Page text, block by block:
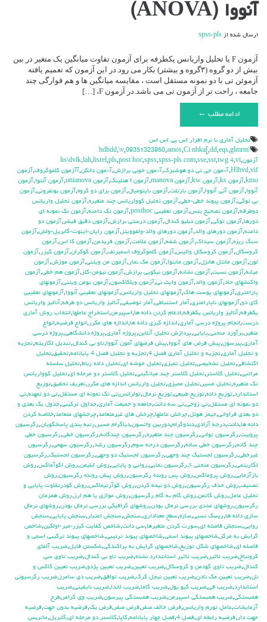
تحلیل
واریانس
/
آنووا (ANOVA)
ارسال شده از spss-pls
آزمون F یا تحلیل واریانس یکطرفه برای آزمون تفاوت میانگین یک متغیر در بین
بیش از دو گروه (۳گروه و بیشتر) بکار می رود.در این آزمون که تعمیم یافته
آزموئن تی با دو نمونه مستقل است ، مقایسه میانگین ها و هم قوارگی چند
جامعه ، راحت تر از آزمون تی می باشد.در آزمون F، […]
ادامه مطلب ←
تحليل آماري با نرم افزار اس پي اس اس
\hdhdd
,\v,09351323950,amos,Ci nhka[ ,dd,eqs,glmrm
آزمون,
hs\dvlk,lah,lisrel,pls,post hoc,spss,spss-pls.com,sse,sst,twg 4,vi
Hlhvd,vif
,آ»مون جي تي دو هوشبرگ,آ»مون خوبي برازش,آ»مون دانكن,آآزمون كلموگروف,آزمون
kmo
,آزمون ks ,آزمون kw ,آزمون manova ,آزمون t هتلينگ ,آزمون unianova ,آزمون آننوا,آزمون
آنووا,آزمون آني آنووا,آزمون بارتلت,آزمون باينوميال,آزمون براي دو گروه,آزمون بونفروني,آزمون
بي توكي,آزمون پيوند خطي-خطي,آزمون تحليل كوواريانس چند متغيره,آزمون تحليل واريانس
دوطرفه,آزمون تصحيح يتس,آزمون تعقيبي posthoc ,آزمون تك دامنه,آزمون تك نمونه اي
دورها,آزمون توكي,آزمون دبليو كندال,آزمون درستي برازش,آزمون دقيق فيشر ,آزمون دو
دامنه,آزمون دورهاي والد,آزمون دورهاي والد-ولفوويتز ,آزمون رايان-اينوت-گابريل-ولش,آزمون
سنگ ريزه,آزمون سيداك,آزمون شفه,آزمون علامت,آزمون فريدمن,آزمون كا اس,آزمون
كروسكال,آزمون كروسكال واليس,آزمون كلموگروف اسميرنف,آزمون كوكران,آزمون كيزر ,آزمون
لون,آزمون مانتل هانزل,آزمون ماننوا,آزمون مك نمار ,آزمون من ويتني,آزمون موزش,آزمون
ميانه,آزمون نسبت,آزمون نشانه,آزمون نيكويي برازش,آزمون نيومن-كلز ,آزمون هم خطي,آزمون
واكنشهاي حاد,آزمون والد,آزمون وايت ني,آزمون ويلكاكسون,آزمون يومن ويتني,آزمونهاي
پارامتري,آزمونهاي پوست هاك,آزمونهاي تحليل واريانس,آزمونهاي تعقيبي آنووا,آزمونهاي تعقيبي
كاي دو,آزمونهاي ناپارامتري,آمار استنباطي,آمار توضيفي,آناليز واريانس دو طرفه,آناليز واريانس
يكطرفه,آناليز واريانس يکطرفه,ادغام كردن داده ها,اسپيرمن,استخراج عاملها,انتخاب روش آماري
درست,انجام پروژه درسي آماري,اندازه گيري داده ها,اندازه هاي مكرر ,انواع فرضيه,انواع
متغير ,برآورد منحني,پايايي,پردازش تحليل آنلاين,پروژه آماري,پروژه دانشگاهي,پروژه درسي
آماري,پيرسون,پيش فرض هاي آنووا,پيش فرضهاي آ‍مون آنووا,تاو بي کندال,تبديل لگاريتم,تجزيه
و تحليل آماري,تجزيه و تحليل آماري فصل 4 ,تجزيه و تحليل فصل 4 پايانامه ,تحقيق,تحليل
اكتشافي,تحليل تشخيصي,تحليل تميزي,تحليل خوشه اي,تحليل داده رباط,تحليل سلسله
مراتبي,تحليل كلاستر ,تحليل كلاستر چند ميانگيني,تحليل كلاستر دو مرحله اي,تحليل كوواريانس
تك متغيره,تحليل مسير ,تحليل مميزي,تحليل واريانس اندازه هاي مكرر ,تعريف تحقيق,توزيع
استاندارد,توزيع داده,توزيع طبيعي,توزيع نرمال,تولرانس,تي تک نمونه اي مستقل,تي دو تمهنه,تي
دو نمونه اي مستقل,تي زوجي,تي سه دانت,جامعه و جميعت آماري,جداول تركيبي,جدول يك بعدي و
دو بعدي فراواني,جيمز هوئل,چرخش عاملها,چرخش هاي غيرمتعامد,چرخشهاي متعامد,خلاصه كردن
داده ها,دانت,درجه آزادي,دندوگرام,دوربين واتسون,دياگرام مسير ,رتبه بندي پاسخگويان,رگرسيون
پروبيت,رگرسيون تواني,رگرسيون چند متغيره,رگرسيون چندگانه,رگرسيون خطي,رگرسيون خطي
چند گانه,رگرسيون خطي ساده,رگرسيون درجه سوم,رگرسيون رشد,رگرسيون سهمي,رگرسيون
غيرخطي,رگرسيون لجستيك چند وجهي,رگرسيون لجستيك دو وجهي,رگرسيون لجستيک,رگرسيون
لگاريتمي,رگرسيون منحني s ,رگرسيون نمايي,روايي و پايايي,روش ابليمن,روش اكوآماكس,روش
بازآزمايي,روش پروماكس,روش پس رونده رگرسيون,روش پيش رونده رگرسيون,روش
تصنيف,روش حذف رگرسيون,روش دو نيمه كردن,روش كوآرتيماكس,روش كودرتفاوت پايايي و
تحليل عامل,روش گاتمن,روش گام به گام رگرسيون,روش موازي يا هم ارز ,روش همزمان
رگرسيون,روشهاي عددي بررسي نرمال بودن,روشهاي گرافيكي بررسي نرمال بودن,روشهاي نرمال
سازي داده ها,ريسك نسبي,سازه,سطح معناداري,سنجش,سنجش اعتبار ,سنجش پايايي,سنجش
روايي,سنجش فاصله اي,سورت كردن متغيرها,سي دانت,شاخص كفايت كيزر-مير-اولكين,شاخص
گرايش به مركز ,شاخصهاي پيوند اسمي,شاخصهاي پيوند ترتيبي,شاخصهاي پيوند تركيبي اسمي و
فاصله اي,شاخصهاي شكل توزيع,شاخصهاي گرايش به پراكندگي,شكستن فايل,ضريب آلفاي
کرونباخ,ضريب تاثير ,ضريب تاثير استانتدارد نشده,ضريب تاو بي كندال,ضريب تاوي سي
كندال,ضريب تاوي گودمن و كروسكال,ضريب تعيين,ضريب تعيين پژدو,ضريب تعيين كاكس و
نل,ضريب تعيين مك نادن,ضريب تعيين نيجل كرك,ضريب توافق,ضريب دي سامرز ,ضريب رگرسيوني
استاندارد,ضريب في,ضريب كيو يول,ضريب گاما,ضريب لاندا,ضريب نايقيني,ضريب
همبستگي,ضريب همبستگي اسپيرمن,ضريب همبستگي پيرسون,ضريب وي كرامر ,طرح
آزمايشات,عامل تورم واريانس,فرض خالف صفر ,فرض صفر ,فرض يك,فرضيه بدون جهت,فرضيه
جهت دار ,فرضيه رابطه اي,فصل 4 ,فصل چهار پايانامه,كاپا,كلاستر دو مرحله اي,گابريل,ماتريس